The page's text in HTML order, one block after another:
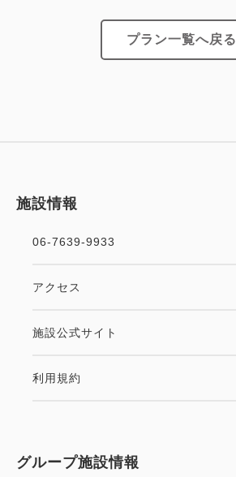
プラン一覧へ戻る
施設情報
06-7639-9933
アクセス
施設公式サイト
利用規約
グループ施設情報